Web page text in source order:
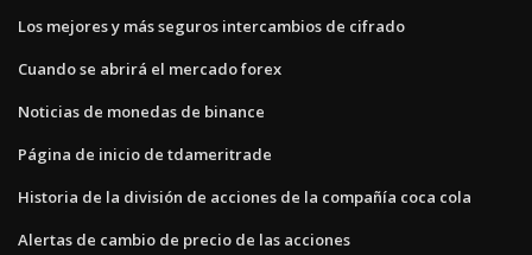
Los mejores y más seguros intercambios de cifrado
Cuando se abrirá el mercado forex
Noticias de monedas de binance
Página de inicio de tdameritrade
Historia de la división de acciones de la compañía coca cola
Alertas de cambio de precio de las acciones